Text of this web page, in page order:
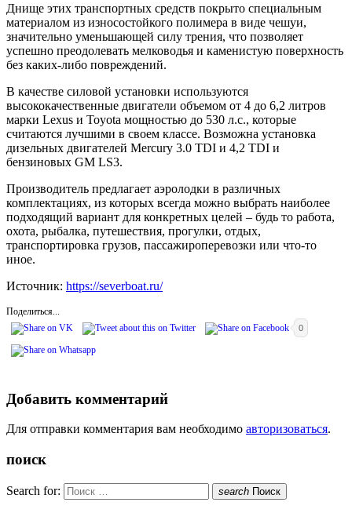
Днище этих транспортных средств покрыто специальным
материалом из износостойкого полимера в виде чешуи,
значительно уменьшающей силу трения, что позволяет
успешно преодолевать мелководья и каменистую поверхность
без каких-либо повреждений.
В качестве силовой установки используются
высококачественные двигатели объемом от 4 до 6,2 литров
марки Lexus и Toyota мощностью до 530 л.с., которые
считаются лучшими в своем классе. Возможна установка
дизельных двигателей Mercury 3.0 TDI и 4,2 TDI и
бензиновых GM LS3.
Производитель предлагает аэролодки в различных
комплектациях, из которых всегда можно выбрать наиболее
подходящий вариант для конкретных целей – будь то работа,
охота, рыбалка, путешествия, прогулки, отдых,
транспортировка грузов, пассажироперевозки или что-то
иное.
Источник: https://severboat.ru/
Поделиться...
0
Добавить комментарий
Для отправки комментария вам необходимо авторизоваться.
поиск
Search for: search Поиск